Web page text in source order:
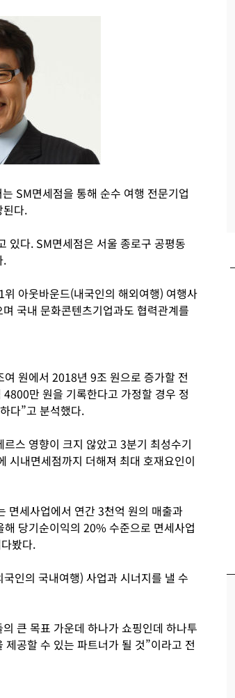
SM면세점을 통해 순수 여행 전문기업
된다.
있다. SM면세점은 서울 종로구 공평동
.
아웃바운드(내국인의 해외여행) 여행사
국내 문화콘텐츠기업과도 협력관계를
원에서 2018년 9조 원으로 증가할 전
만 원을 기록한다고 가정할 경우 정
다”고 분석했다.
스 영향이 크지 않았고 3분기 최성수기
시내면세점까지 더해져 최대 호재요인이
면세사업에서 연간 3천억 원의 매출과
당기순이익의 20% 수준으로 면세사업
봤다.
인의 국내여행) 사업과 시너지를 낼 수
큰 목표 가운데 하나가 쇼핑인데 하나투
공할 수 있는 파트너가 될 것”이라고 전